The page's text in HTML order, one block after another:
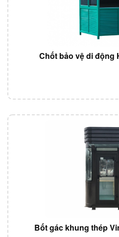
Chốt bảo vệ di động
Bốt gác khung thép